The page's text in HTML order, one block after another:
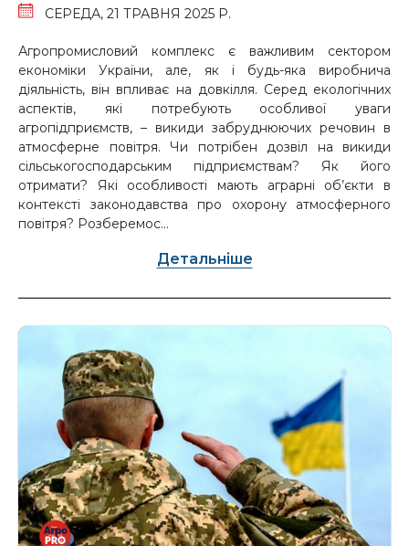
СЕРЕДА, 21 ТРАВНЯ 2025 Р.
Агропромисловий комплекс є важливим сектором
економіки України, але, як і будь-яка виробнича
діяльність, він впливає на довкілля. Серед екологічних
аспектів, які потребують особливої уваги
агропідприємств, – викиди забруднюючих речовин в
атмосферне повітря. Чи потрібен дозвіл на викиди
сільськогосподарським підприємствам? Як його
отримати? Які особливості мають аграрні об’єкти в
контексті законодавства про охорону атмосферного
повітря? Розберемос...
Детальніше